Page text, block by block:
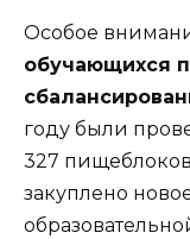
Особое
обучающихся
году были
327
закуплено